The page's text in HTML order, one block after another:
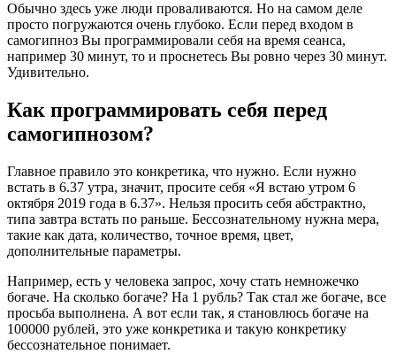
Обычно здесь уже люди проваливаются. Но на самом деле
просто погружаются очень глубоко. Если перед входом в
самогипноз Вы программировали себя на время сеанса,
например 30 минут, то и проснетесь Вы ровно через 30 минут.
Удивительно.
Как программировать себя перед
самогипнозом?
Главное правило это конкретика, что нужно. Если нужно
встать в 6.37 утра, значит, просите себя «Я встаю утром 6
октября 2019 года в 6.37». Нельзя просить себя абстрактно,
типа завтра встать по раньше. Бессознательному нужна мера,
такие как дата, количество, точное время, цвет,
дополнительные параметры.
Например, есть у человека запрос, хочу стать немножечко
богаче. На сколько богаче? На 1 рубль? Так стал же богаче, все
просьба выполнена. А вот если так, я становлюсь богаче на
100000 рублей, это уже конкретика и такую конкретику
бессознательное понимает.